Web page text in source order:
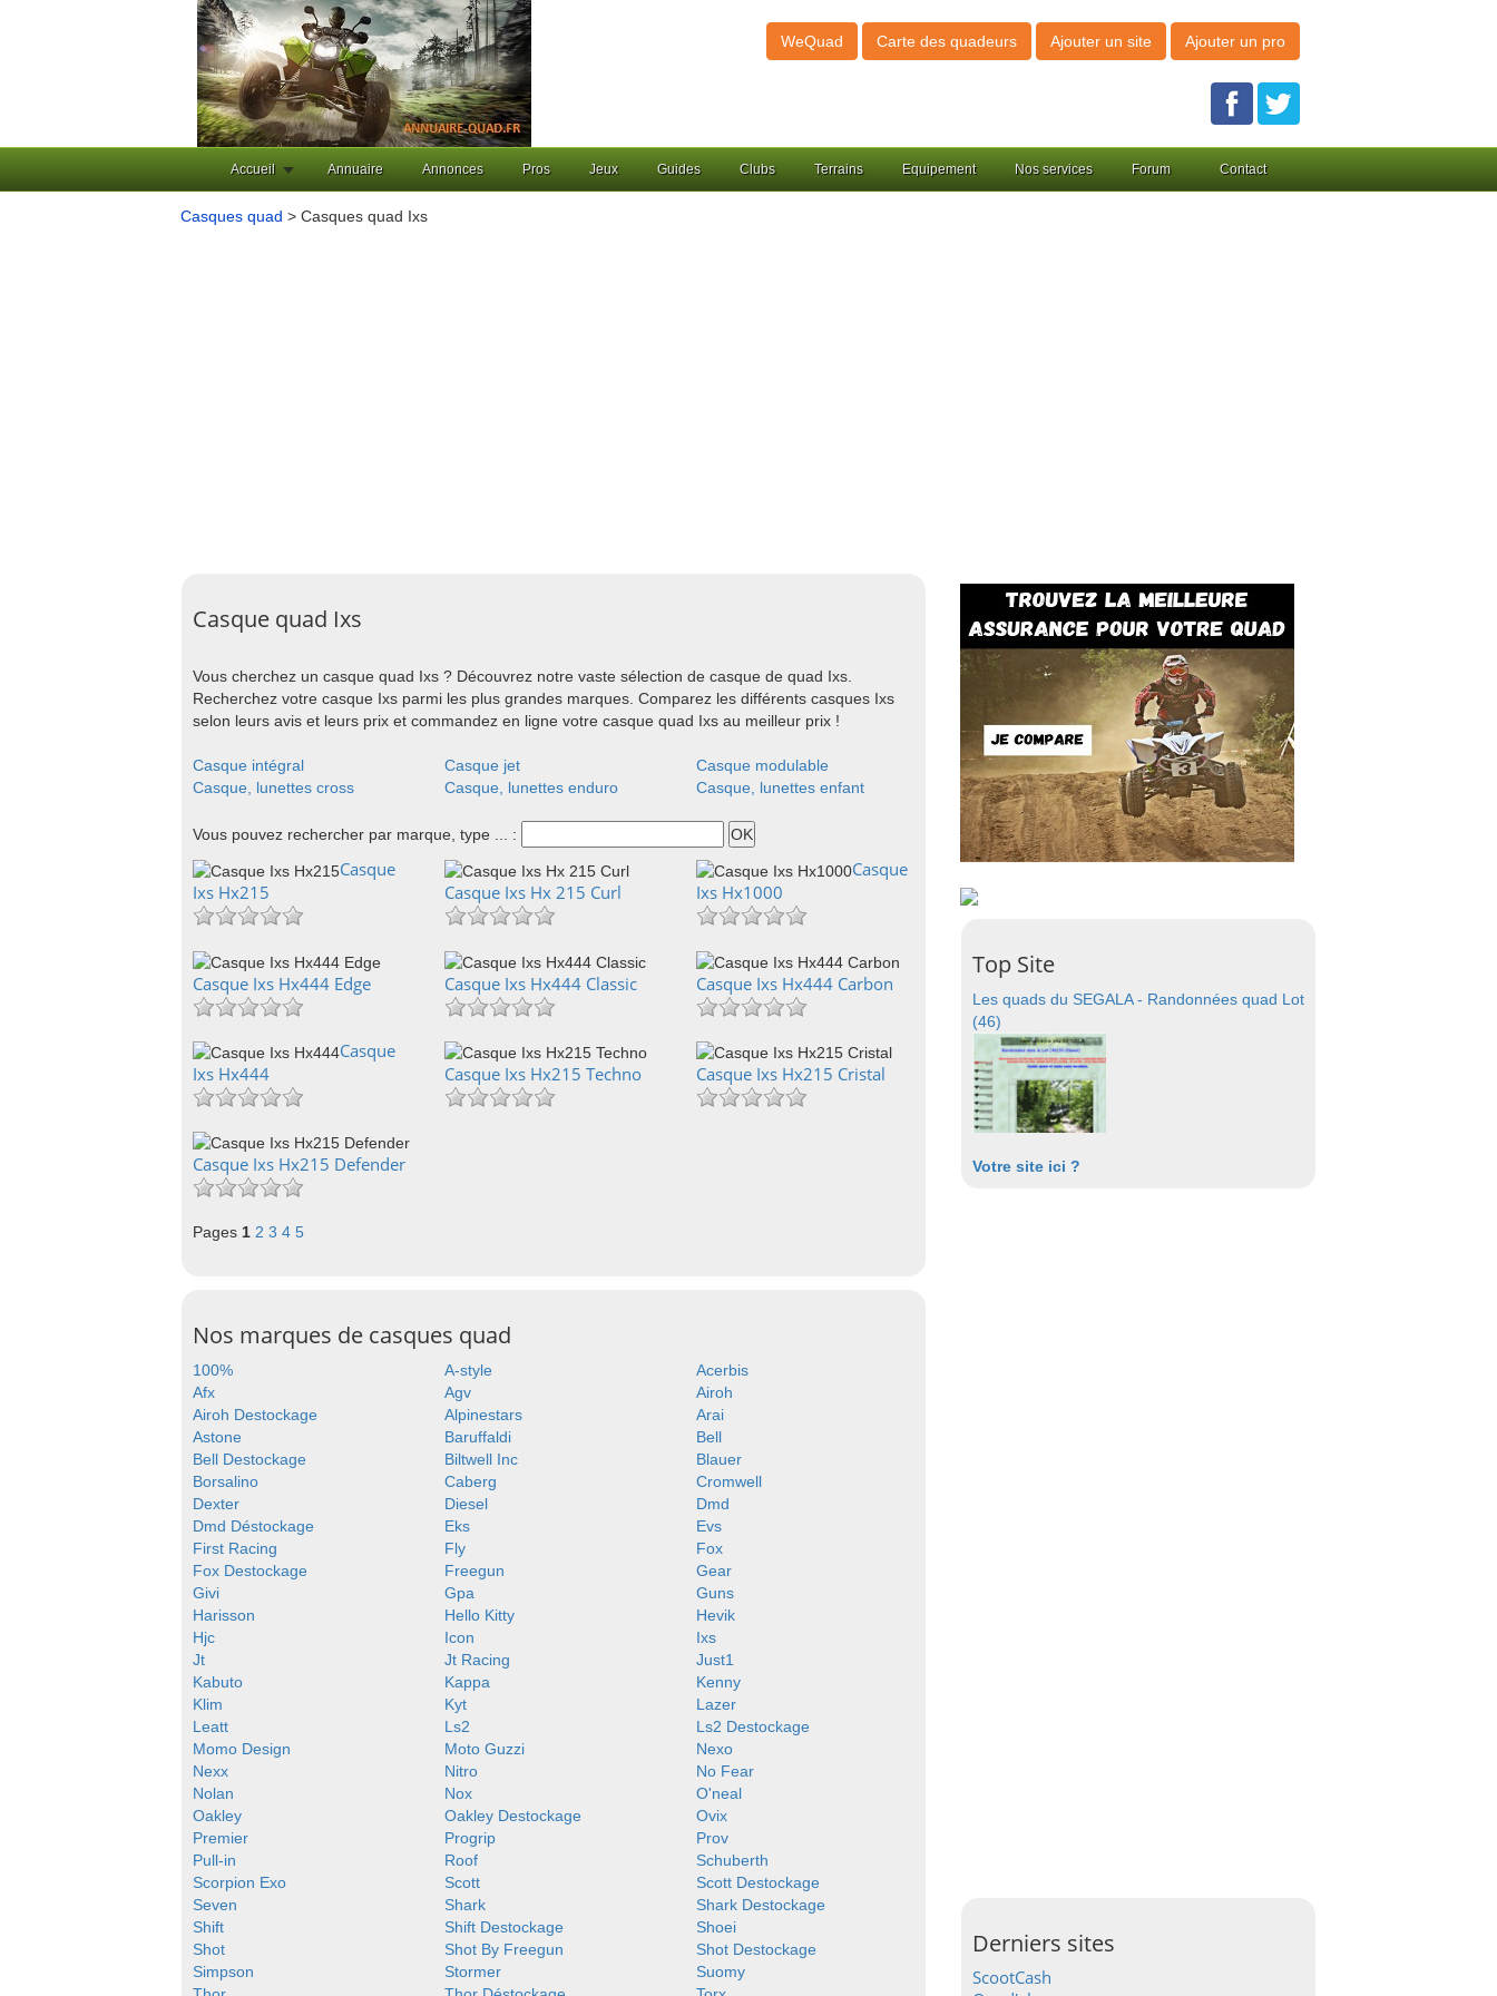
WeQuad Carte des quadeurs Ajouter un site Ajouter un pro
Accueil Annuaire Annonces Pros Jeux Guides Clubs Terrains Equipement Nos services Forum Contact
Casques quad > Casques quad Ixs
Casque quad Ixs
Vous cherchez un casque quad Ixs ? Découvrez notre vaste sélection de casque de quad Ixs.
Recherchez votre casque Ixs parmi les plus grandes marques. Comparez les différents casques Ixs
selon leurs avis et leurs prix et commandez en ligne votre casque quad Ixs au meilleur prix !
Casque intégral Casque jet
Casque modulable
Casque, lunettes cross
Casque, lunettes enduro Casque, lunettes enfant
Vous pouvez rechercher par marque, type ... :
Casque
Ixs Hx215
Casque Ixs Hx 215 Curl
Casque
Ixs Hx1000
Casque Ixs Hx444 Edge Casque Ixs Hx444 Classic Casque Ixs Hx444 Carbon
Casque
Ixs Hx444
Casque Ixs Hx215 Techno Casque Ixs Hx215 Cristal
Casque Ixs Hx215 Defender
Pages 1 2 3 4 5
Nos marques de casques quad
100% A-style
Acerbis
Afx
Agv
Airoh
Airoh Destockage
Alpinestars
Arai
Astone
Baruffaldi
Bell
Bell Destockage
Biltwell Inc
Blauer
Borsalino
Caberg
Cromwell
Dexter
Diesel
Dmd
Dmd Déstockage
Eks
Evs
First Racing
Fly
Fox
Fox Destockage
Freegun
Gear
Givi
Gpa
Guns
Harisson
Hello Kitty
Hevik
Hjc
Icon
Ixs
Jt
Jt Racing
Just1
Kabuto
Kappa
Kenny
Klim
Kyt
Lazer
Leatt
Ls2
Ls2 Destockage
Momo Design
Moto Guzzi
Nexo
Nexx
Nitro
No Fear
Nolan
Nox
O'neal
Oakley
Oakley Destockage
Ovix
Premier
Progrip
Prov
Pull-in
Roof
Schuberth
Scorpion Exo
Scott
Scott Destockage
Seven
Shark
Shark Destockage
Shift
Shift Destockage
Shoei
Shot
Shot By Freegun
Shot Destockage
Simpson
Stormer
Suomy
Top Site
Les quads du SEGALA - Randonnées quad Lot
(46)
Votre site ici ?
Derniers sites
ScootCash